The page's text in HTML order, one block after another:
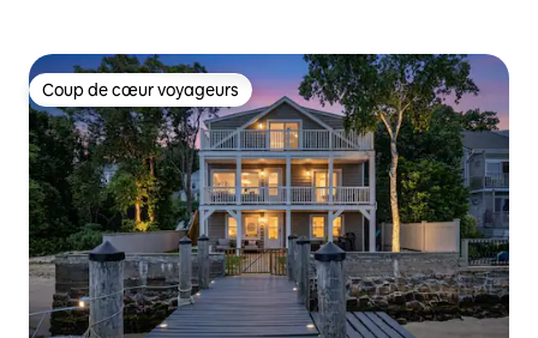
Coup de cœur voyageurs
Coup de cœur voyageurs